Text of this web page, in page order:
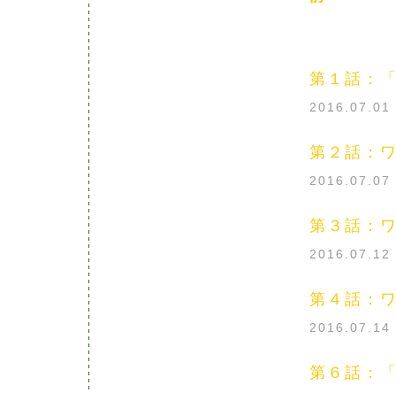
第１話：
2016.07.01
第２話：
2016.07.07
第３話：
2016.07.12
第４話：
2016.07.14
第６話：